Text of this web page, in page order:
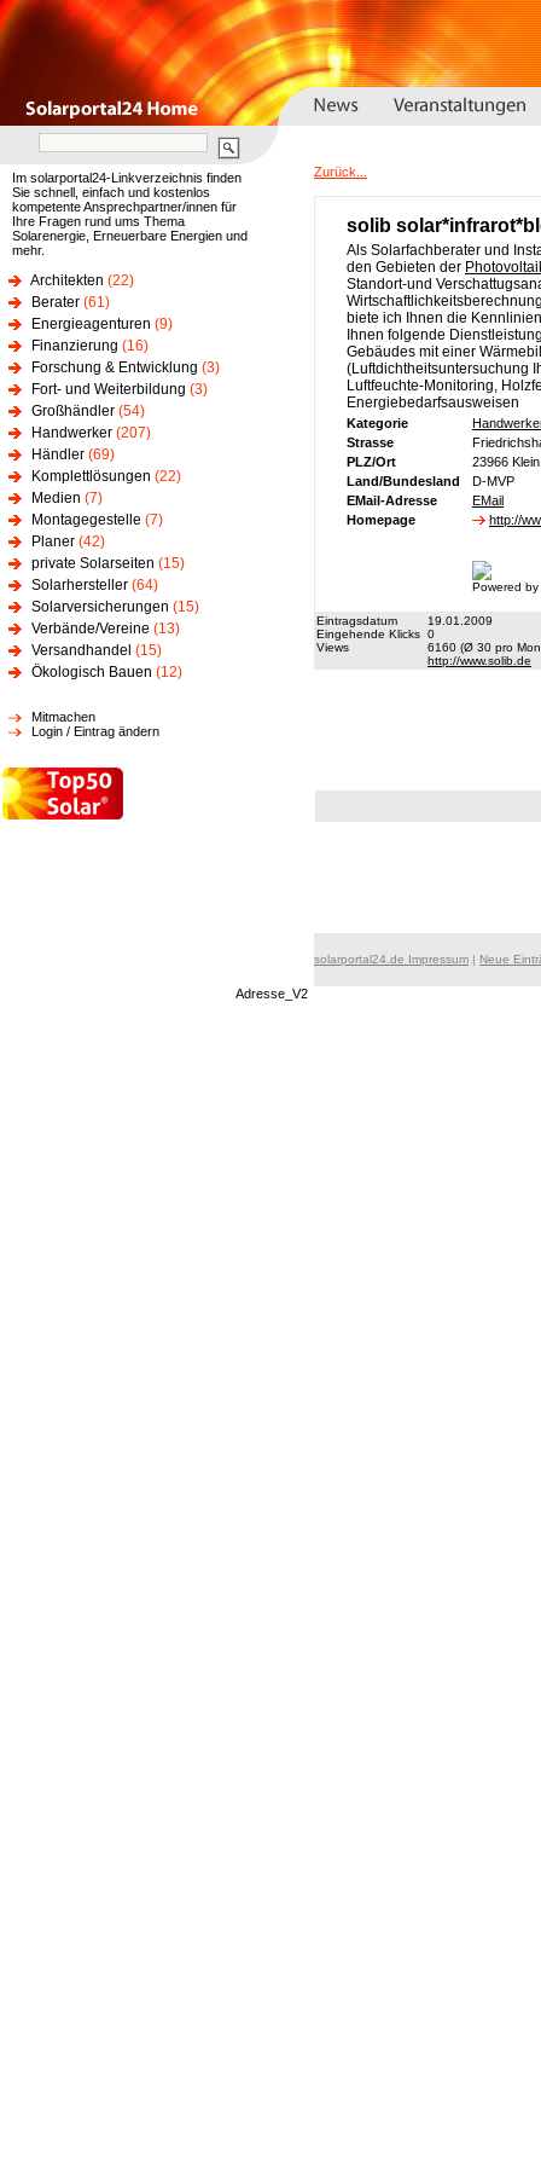
Im solarportal24-Linkverzeichnis finden
Sie schnell, einfach und kostenlos
kompetente Ansprechpartner/innen für
Ihre Fragen rund ums Thema
Solarenergie, Erneuerbare Energien und
mehr.
Architekten (22)
Berater (61)
Energieagenturen (9)
Finanzierung (16)
Forschung & Entwicklung (3)
Fort- und Weiterbildung (3)
Großhändler (54)
Handwerker (207)
Händler (69)
Komplettlösungen (22)
Medien (7)
Montagegestelle (7)
Planer (42)
private Solarseiten (15)
Solarhersteller (64)
Solarversicherungen (15)
Verbände/Vereine (13)
Versandhandel (15)
Ökologisch Bauen (12)
Mitmachen
Login / Eintrag ändern
Zurück...
solib
Als Solarfachberater und
den Gebieten der
Standort-und
biete ich Ihnen die
Ihnen folgende
Gebäudes mit einer
(Luftdichtheitsuntersuchung
Luftfeuchte-Monitoring,
Energiebedarfsausweisen
Kategorie
Strasse
PLZ/Ort
23966
Land/Bundesland
D-MVP
EMail-Adresse
EMail
Homepage
http://
Powered
Eintragsdatum
19.01.2009
Eingehende Klicks 0
Views
6160 (Ø 30 pro
http://www.solib.de
solarportal24.de Impressum | Neue
Adresse_V2